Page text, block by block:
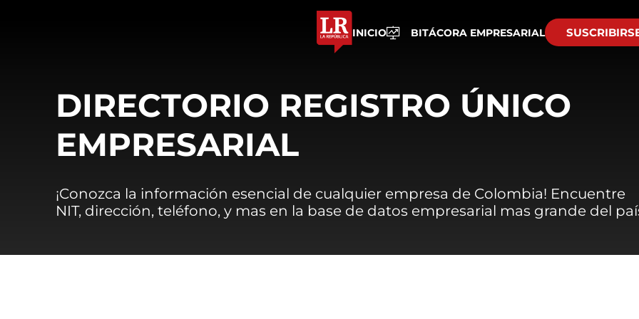
INICIO BITÁCORA EMPRESARIAL
DIRECTORIO REGISTRO ÚNICO
EMPRESARIAL
¡Conozca la información esencial de cualquier empresa de Colombia! Encuentre
NIT, dirección, teléfono, y mas en la base de datos empresarial mas grande del